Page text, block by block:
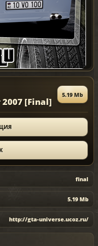
[Final]
5.19 Mb
final
5.19 Mb
http://gta-universe.ucoz.ru/